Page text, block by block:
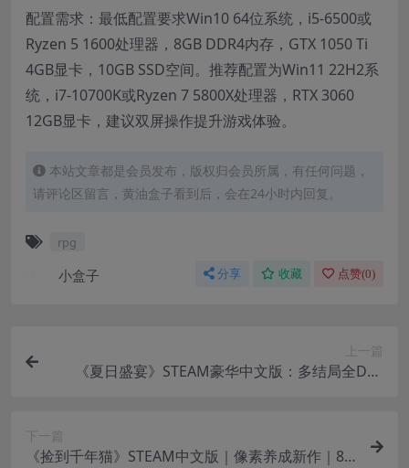
配置需求：最低配置要求Win10 64位系统，i5-6500或
Ryzen 5 1600处理器，8GB DDR4内存，GTX 1050 Ti
4GB显卡，10GB SSD空间。推荐配置为Win11 22H2系
统，i7-10700K或Ryzen 7 5800X处理器，RTX 3060
12GB显卡，建议双屏操作提升游戏体验。
本站文章都是会员发布，版权归会员所属，有任何问题，
请评论区留言，黄油盒子看到后，会在24小时内回复。
rpg
小盒子 分享 收藏 点赞(0)
上一篇
《夏日盛宴》STEAM豪华中文版：多结局全DLC
下一篇
《捡到千年猫》STEAM中文版｜像素养成新作｜81